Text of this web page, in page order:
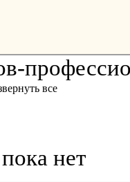
все
нет